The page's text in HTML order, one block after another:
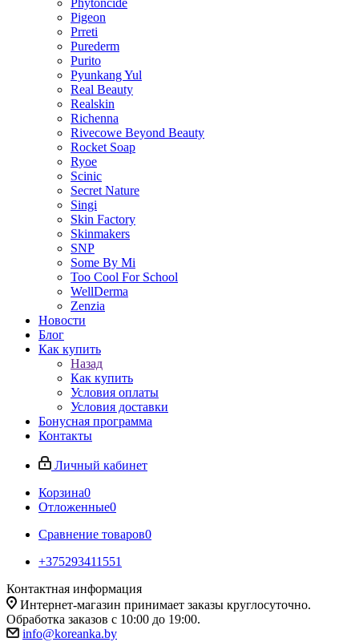
Phytoncide
Pigeon
Prreti
Purederm
Purito
Pyunkang Yul
Real Beauty
Realskin
Richenna
Rivecowe Beyond Beauty
Rocket Soap
Ryoe
Scinic
Secret Nature
Singi
Skin Factory
Skinmakers
SNP
Some By Mi
Too Cool For School
WellDerma
Zenzia
Новости
Блог
Как купить
Назад
Как купить
Условия оплаты
Условия доставки
Бонусная программа
Контакты
Личный кабинет
Корзина0
Отложенные0
Сравнение товаров0
+375293411551
Контактная информация
Интернет-магазин принимает заказы круглосуточно.
Обработка заказов с 10:00 до 19:00.
info@koreanka.by